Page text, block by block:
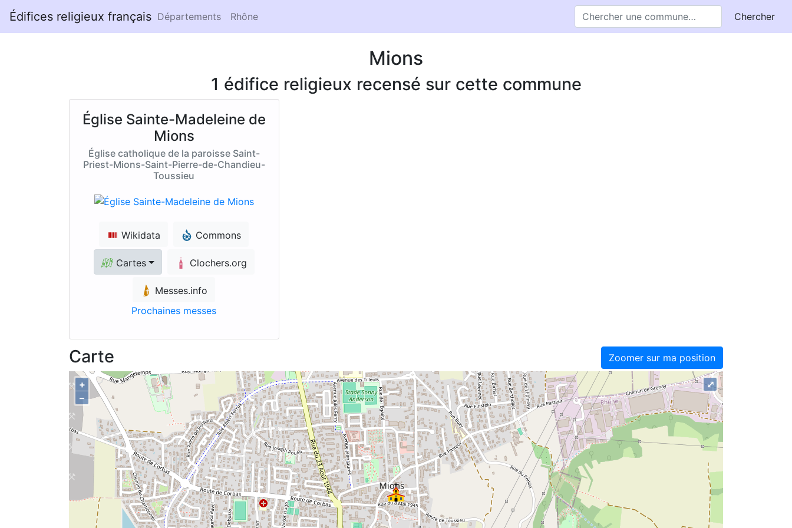
Édifices religieux français Départements Rhône Chercher
Mions
1 édifice religieux recensé sur cette commune
Église Sainte-Madeleine de
Mions
Église catholique de la paroisse Saint-
Priest-Mions-Saint-Pierre-de-Chandieu-
Toussieu
Wikidata Commons
Cartes Clochers.org
Messes.info
Prochaines messes
Zoomer sur ma position
Carte
+
–
⤢